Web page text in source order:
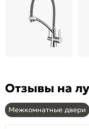
Отзывы на
Межкомнатные двери